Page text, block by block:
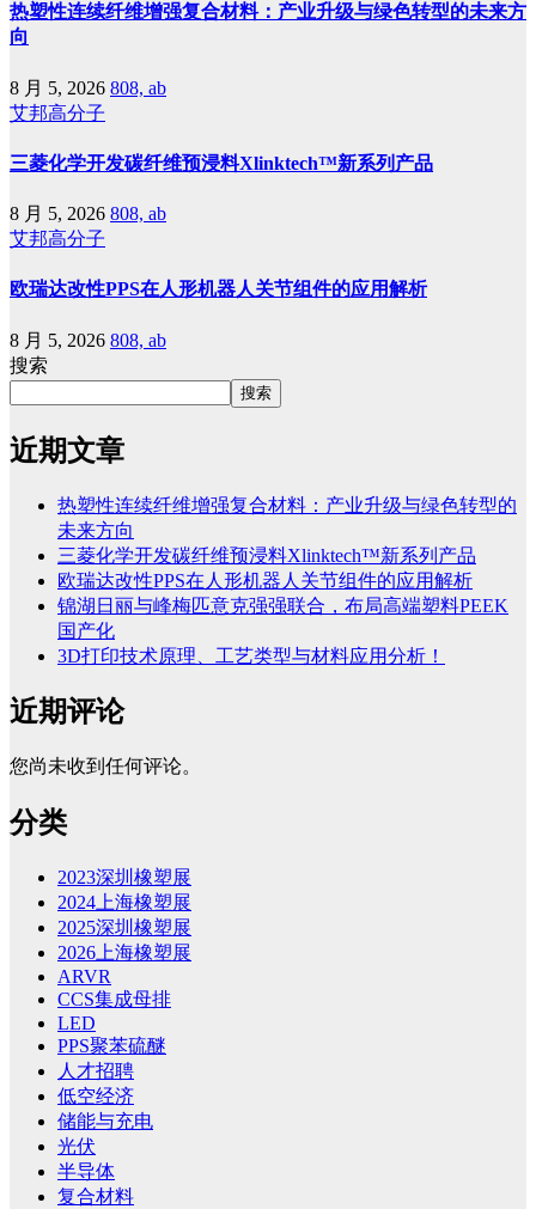
热塑性连续纤维增强复合材料：产业升级与绿色转型的未来方
向
8 月 5, 2026 808, ab
艾邦高分子
三菱化学开发碳纤维预浸料Xlinktech™新系列产品
8 月 5, 2026 808, ab
艾邦高分子
欧瑞达改性PPS在人形机器人关节组件的应用解析
8 月 5, 2026 808, ab
搜索
搜索
近期文章
热塑性连续纤维增强复合材料：产业升级与绿色转型的
未来方向
三菱化学开发碳纤维预浸料Xlinktech™新系列产品
欧瑞达改性PPS在人形机器人关节组件的应用解析
锦湖日丽与峰梅匹意克强强联合，布局高端塑料PEEK
国产化
3D打印技术原理、工艺类型与材料应用分析！
近期评论
您尚未收到任何评论。
分类
2023深圳橡塑展
2024上海橡塑展
2025深圳橡塑展
2026上海橡塑展
ARVR
CCS集成母排
LED
PPS聚苯硫醚
人才招聘
低空经济
储能与充电
光伏
半导体
复合材料